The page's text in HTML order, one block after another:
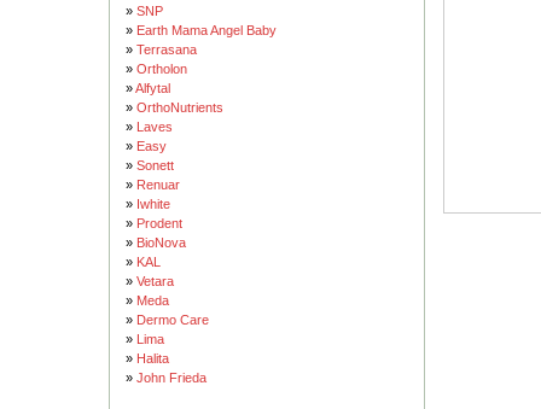
» SNP
» Earth Mama Angel Baby
» Terrasana
» Ortholon
»Alfytal
» OrthoNutrients
» Laves
» Easy
» Sonett
» Renuar
» Iwhite
» Prodent
» BioNova
» KAL
» Vetara
» Meda
» Dermo Care
» Lima
» Halita
» John Frieda